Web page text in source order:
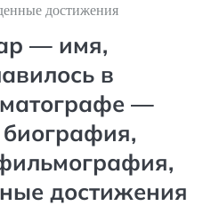
достижения
— имя,
в
—
достижения